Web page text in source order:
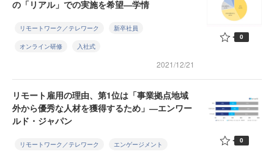
の「リアル」での実施を希望―学情
リモートワーク／テレワーク 新卒社員
オンライン研修 入社式
2021/12/21
0
リモート雇用の理由、第1位は「事業拠点地域
外から優秀な人材を獲得するため」―エンワー
ルド・ジャパン
リモートワーク／テレワーク エンゲージメント 0